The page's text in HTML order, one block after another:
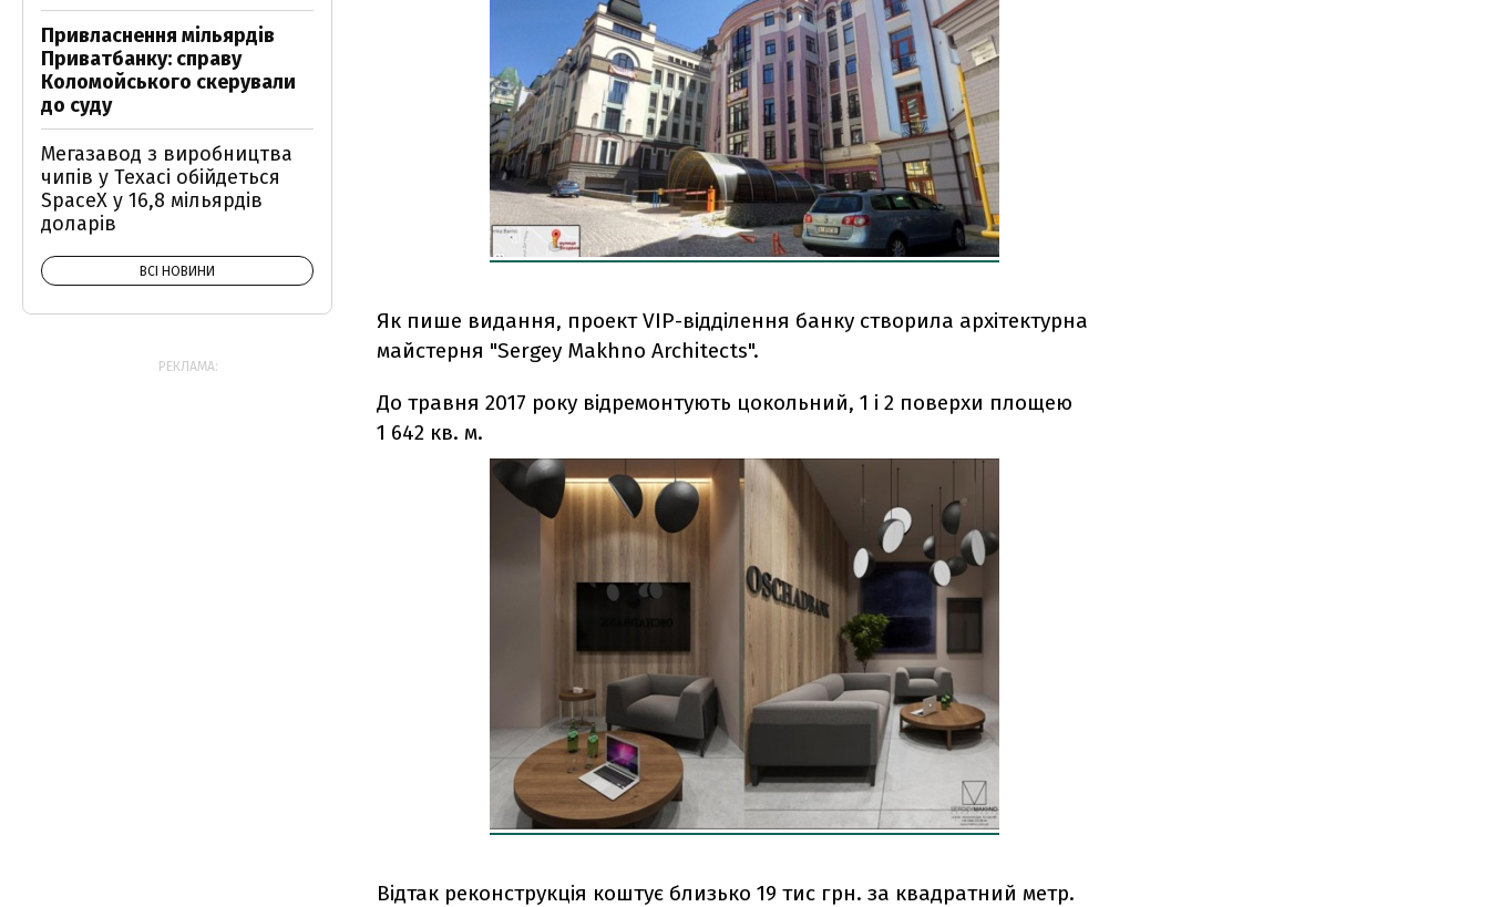
Як пише видання, проект VIP-відділення банку створила архітектурна
майстерня "Sergey Makhno Architects".
До травня 2017 року відремонтують цокольний, 1 і 2 поверхи площею
1 642 кв. м.
Відтак реконструкція коштує близько 19 тис грн. за квадратний метр.
Привласнення мільярдів
Приватбанку: справу
Коломойського скерували
до суду
Мегазавод з виробництва
чипів у Техасі обійдеться
SpaceX у 16,8 мільярдів
доларів
ВСІ НОВИНИ
РЕКЛАМА: